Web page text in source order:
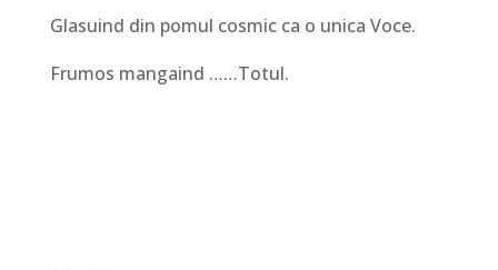
Glasuind din pomul cosmic ca o unica Voce.
Frumos mangaind ……Totul.